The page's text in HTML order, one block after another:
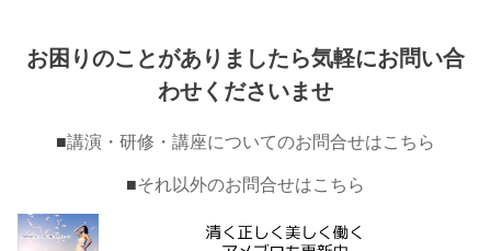
お困りのことがありましたら気軽にお問い合
わせくださいませ
■講演・研修・講座についてのお問合せはこちら
■それ以外のお問合せはこちら